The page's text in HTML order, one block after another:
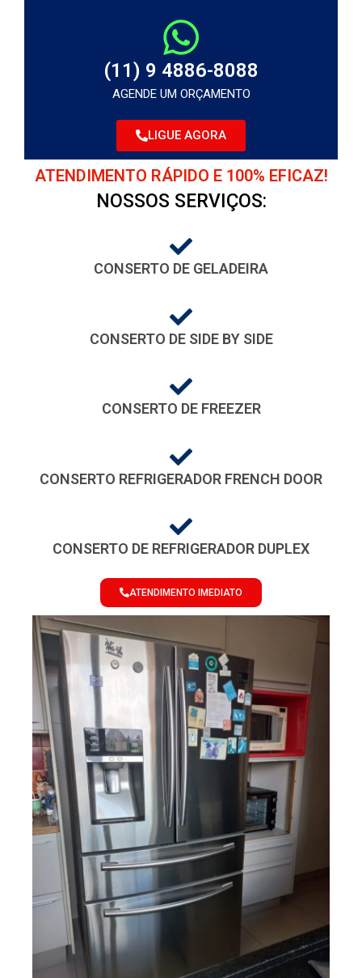
(11) 9 4886-8088
AGENDE UM ORÇAMENTO
LIGUE AGORA
ATENDIMENTO RÁPIDO E 100% EFICAZ!
NOSSOS SERVIÇOS:
CONSERTO DE GELADEIRA
CONSERTO DE SIDE BY SIDE
CONSERTO DE FREEZER
CONSERTO REFRIGERADOR FRENCH DOOR
CONSERTO DE REFRIGERADOR DUPLEX
ATENDIMENTO IMEDIATO